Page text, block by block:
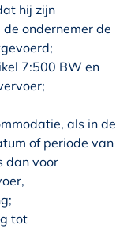
hij zijn
ondernemer de
7:500 BW en
als in de
of periode van
dan voor
tot